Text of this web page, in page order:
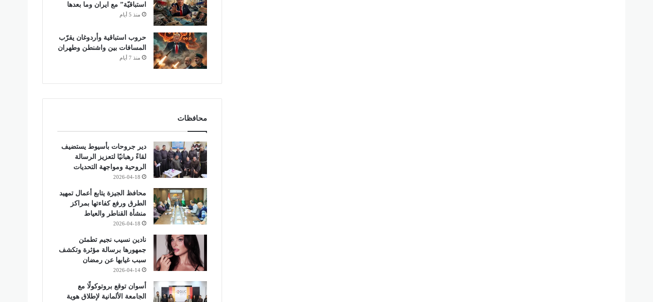
استباقيّة” مع ايران وما بعدها
منذ 5 أيام
حروب استباقية وأردوغان يقرّب
المسافات بين واشنطن وطهران
منذ 7 أيام
محافظات
دير جروحات بأسيوط يستضيف
لقاءً رهبانيًا لتعزيز الرسالة
الروحية ومواجهة التحديات
2026-04-18
محافظ الجيزة يتابع أعمال تمهيد
الطرق ورفع كفاءتها بمراكز
منشأة القناطر والعياط
2026-04-18
نادين نسيب نجيم تطمئن
جمهورها برسالة مؤثرة وتكشف
سبب غيابها عن رمضان
2026-04-14
أسوان توقع بروتوكولًا مع
الجامعة الألمانية لإطلاق هوية